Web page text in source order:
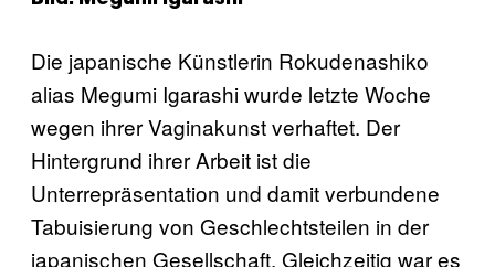
Die japanische Künstlerin Rokudenashiko
alias Megumi Igarashi wurde letzte Woche
wegen ihrer Vaginakunst verhaftet. Der
Hintergrund ihrer Arbeit ist die
Unterrepräsentation und damit verbundene
Tabuisierung von Geschlechtsteilen in der
japanischen Gesellschaft. Gleichzeitig war es